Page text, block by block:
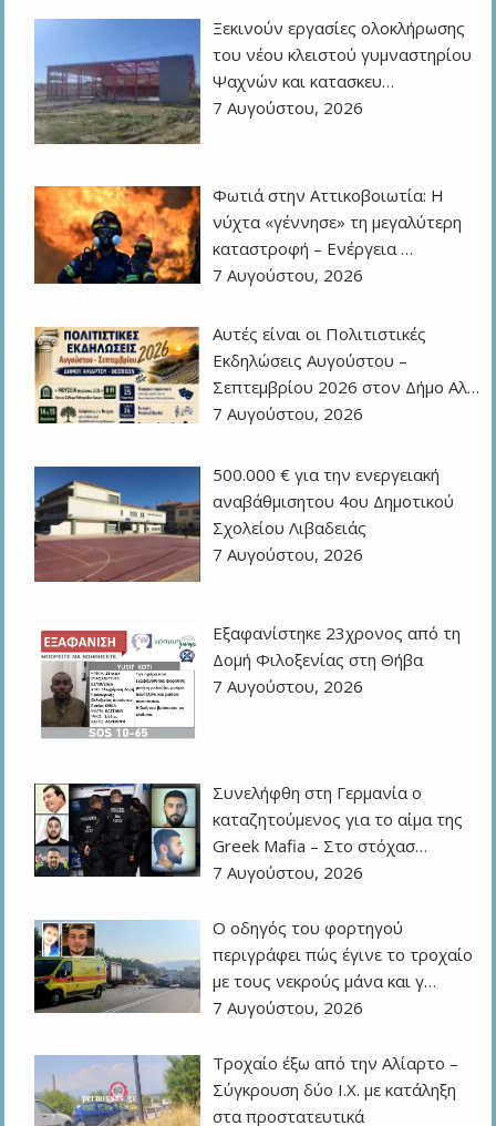
Ξεκινούν εργασίες ολοκλήρωσης
του νέου κλειστού γυμναστηρίου
Ψαχνών και κατασκευ…
7 Αυγούστου, 2026
Φωτιά στην Αττικοβοιωτία: Η
νύχτα «γέννησε» τη μεγαλύτερη
καταστροφή – Ενέργεια …
7 Αυγούστου, 2026
Αυτές είναι οι Πολιτιστικές
Εκδηλώσεις Αυγούστου –
Σεπτεμβρίου 2026 στον Δήμο Αλ…
7 Αυγούστου, 2026
500.000 € για την ενεργειακή
αναβάθμισητου 4ου Δημοτικού
Σχολείου Λιβαδειάς
7 Αυγούστου, 2026
Εξαφανίστηκε 23χρονος από τη
Δομή Φιλοξενίας στη Θήβα
7 Αυγούστου, 2026
Συνελήφθη στη Γερμανία ο
καταζητούμενος για το αίμα της
Greek Mafia – Στο στόχασ…
7 Αυγούστου, 2026
Ο οδηγός του φορτηγού
περιγράφει πώς έγινε το τροχαίο
με τους νεκρούς μάνα και γ…
7 Αυγούστου, 2026
Τροχαίο έξω από την Αλίαρτο –
Σύγκρουση δύο Ι.Χ. με κατάληξη
στα προστατευτικά